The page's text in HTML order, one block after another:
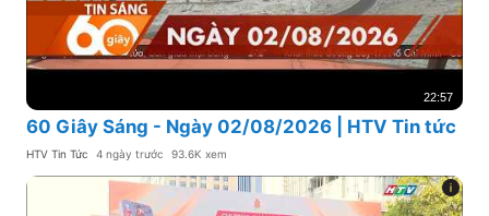
22:57
60 Giây Sáng - Ngày 02/08/2026 | HTV Tin tức
HTV Tin Tức 4 ngày trước 93.6K xem